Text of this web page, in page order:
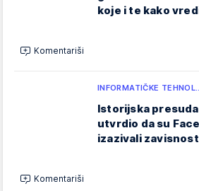
koje i te kako
Komentariši
INFORMATIČKE TEHNOL…
Istorijska
utvrdio da su
izazivali
Komentariši